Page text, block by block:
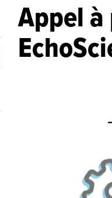
Appel